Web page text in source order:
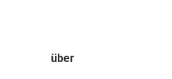
über